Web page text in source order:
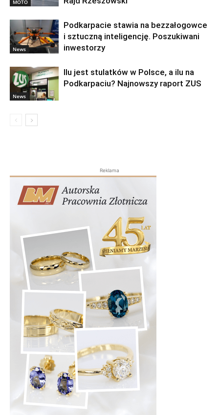
MOTO
News
Podkarpacie stawia na bezzałogowce
i sztuczną inteligencję. Poszukiwani
inwestorzy
News
Ilu jest stulatków w Polsce, a ilu na
Podkarpaciu? Najnowszy raport ZUS
Reklama